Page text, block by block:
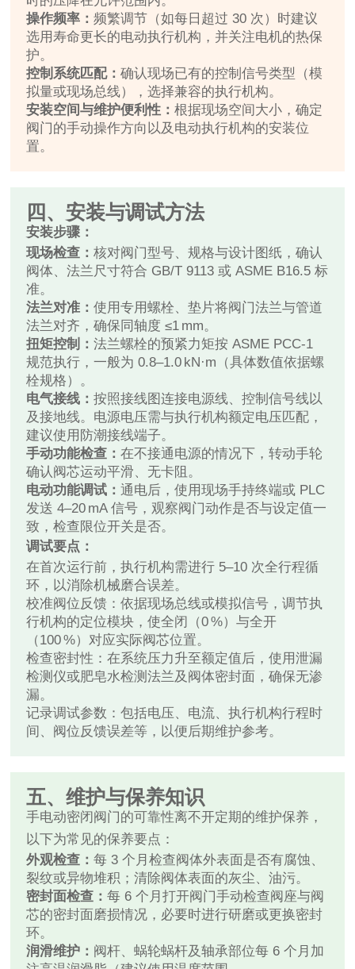
操作频率：频繁调节（如每日超过 30 次）时建议
选用寿命更长的电动执行机构，并关注电机的热保
护。
控制系统匹配：确认现场已有的控制信号类型（模
拟量或现场总线），选择兼容的执行机构。
安装空间与维护便利性：根据现场空间大小，确定
阀门的手动操作方向以及电动执行机构的安装位
置。
四、安装与调试方法
安装步骤：
现场检查：核对阀门型号、规格与设计图纸，确认
阀体、法兰尺寸符合 GB/T 9113 或 ASME B16.5 标
准。
法兰对准：使用专用螺栓、垫片将阀门法兰与管道
法兰对齐，确保同轴度 ≤1 mm。
扭矩控制：法兰螺栓的预紧力矩按 ASME PCC‑1
规范执行，一般为 0.8–1.0 kN·m（具体数值依据螺
栓规格）。
电气接线：按照接线图连接电源线、控制信号线以
及接地线。电源电压需与执行机构额定电压匹配，
建议使用防潮接线端子。
手动功能检查：在不接通电源的情况下，转动手轮
确认阀芯运动平滑、无卡阻。
电动功能调试：通电后，使用现场手持终端或 PLC
发送 4–20 mA 信号，观察阀门动作是否与设定值一
致，检查限位开关是否。
调试要点：
在首次运行前，执行机构需进行 5–10 次全行程循
环，以消除机械磨合误差。
校准阀位反馈：依据现场总线或模拟信号，调节执
行机构的定位模块，使全闭（0 %）与全开
（100 %）对应实际阀芯位置。
检查密封性：在系统压力升至额定值后，使用泄漏
检测仪或肥皂水检测法兰及阀体密封面，确保无渗
漏。
记录调试参数：包括电压、电流、执行机构行程时
间、阀位反馈误差等，以便后期维护参考。
五、维护与保养知识
手电动密闭阀门的可靠性离不开定期的维护保养，
以下为常见的保养要点：
外观检查：每 3 个月检查阀体外表面是否有腐蚀、
裂纹或异物堆积；清除阀体表面的灰尘、油污。
密封面检查：每 6 个月打开阀门手动检查阀座与阀
芯的密封面磨损情况，必要时进行研磨或更换密封
环。
润滑维护： 阀杆、蜗轮蜗杆及轴承部位每 6 个月加